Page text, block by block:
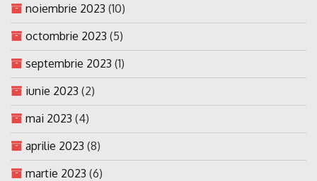
noiembrie 2023 (10)
octombrie 2023 (5)
septembrie 2023 (1)
iunie 2023 (2)
mai 2023 (4)
aprilie 2023 (8)
martie 2023 (6)